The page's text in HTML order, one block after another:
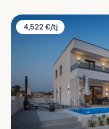
Villa Vodice
4,522 €/tj